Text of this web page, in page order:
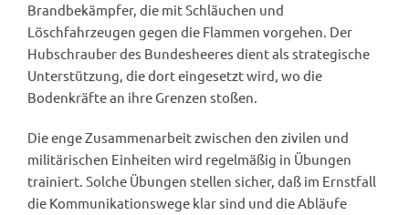
Brandbekämpfer, die mit Schläuchen und
Löschfahrzeugen gegen die Flammen vorgehen. Der
Hubschrauber des Bundesheeres dient als strategische
Unterstützung, die dort eingesetzt wird, wo die
Bodenkräfte an ihre Grenzen stoßen.
Die enge Zusammenarbeit zwischen den zivilen und
militärischen Einheiten wird regelmäßig in Übungen
trainiert. Solche Übungen stellen sicher, daß im Ernstfall
die Kommunikationswege klar sind und die Abläufe